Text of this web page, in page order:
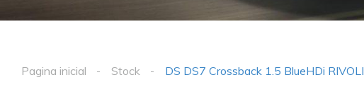
Pagina inicial Stock DS DS7 Crossback 1.5 BlueHDi RIVOLI